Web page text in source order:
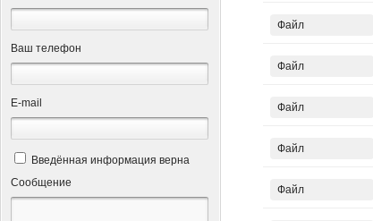
Ваш телефон
Е-mail
Введённая информация верна
Сообщение
Файл
Файл
Файл
Файл
Файл